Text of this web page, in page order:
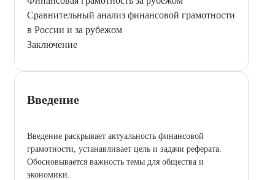
Сравнительный анализ финансовой грамотности
в России и за рубежом
Заключение
Введение
Введение раскрывает актуальность финансовой
грамотности, устанавливает цель и задачи реферата.
Обосновывается важность темы для общества и
экономики.